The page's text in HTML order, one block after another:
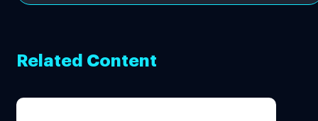
Related Content